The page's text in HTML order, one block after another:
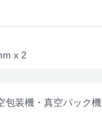
x 2
包装機・真空パック機